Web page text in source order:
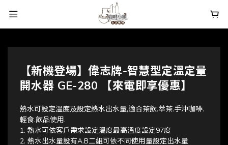
【新機登場】偉志牌-智慧型定溫定量
開水器 GE-280 【來電即享優惠】
熱水可設定溫度及設定熱水出水量,適合茶飲.萃茶.手沖咖啡.
輕食.飲品使用.
1. 熱水可依客戶需求設定溫度最高溫度設定97度
2. 熱水出水量設有A.B二組可依不同使用量設定出水量